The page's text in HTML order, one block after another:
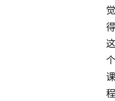
觉
得
这
个
课
程